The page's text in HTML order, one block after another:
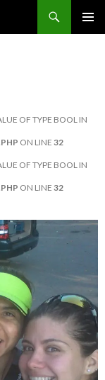
OF TYPE BOOL IN
ON LINE 32
OF TYPE BOOL IN
ON LINE 32